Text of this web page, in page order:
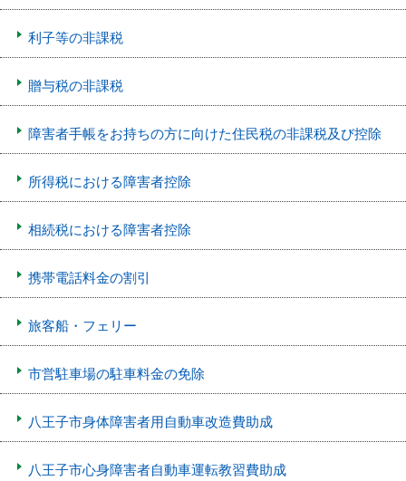
利子等の非課税
贈与税の非課税
障害者手帳をお持ちの方に向けた住民税の非課税及び控除
所得税における障害者控除
相続税における障害者控除
携帯電話料金の割引
旅客船・フェリー
市営駐車場の駐車料金の免除
八王子市身体障害者用自動車改造費助成
八王子市心身障害者自動車運転教習費助成